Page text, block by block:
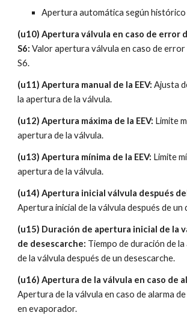
Apertura automática según
(u10) Apertura válvula en caso de error
S6: Valor apertura válvula en caso de error
S6.
(u11) Apertura manual de la EEV: Ajusta
la apertura de la válvula.
(u12) Apertura máxima de la EEV: Limite
apertura de la válvula.
(u13) Apertura mínima de la EEV: Limite
apertura de la válvula.
Apertura inicial de la válvula después de un
(u15) Duración de apertura inicial de la
de desescarche: Tiempo de duración de
de la válvula después de un desescarche.
Apertura de la válvula en caso de alarma
en evaporador.